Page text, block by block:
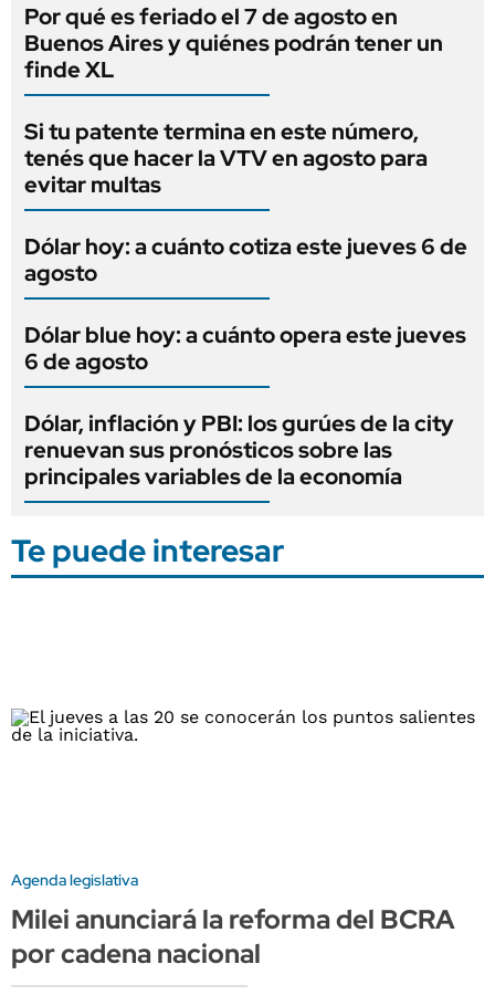
Por qué es feriado el 7 de agosto en
Buenos Aires y quiénes podrán tener un
finde XL
Si tu patente termina en este número,
tenés que hacer la VTV en agosto para
evitar multas
Dólar hoy: a cuánto cotiza este jueves 6 de
agosto
Dólar blue hoy: a cuánto opera este jueves
6 de agosto
Dólar, inflación y PBI: los gurúes de la city
renuevan sus pronósticos sobre las
principales variables de la economía
Te puede interesar
Agenda legislativa
Milei anunciará la reforma del BCRA
por cadena nacional